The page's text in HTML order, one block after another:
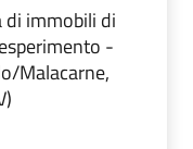
di immobili di
-
Malacarne,